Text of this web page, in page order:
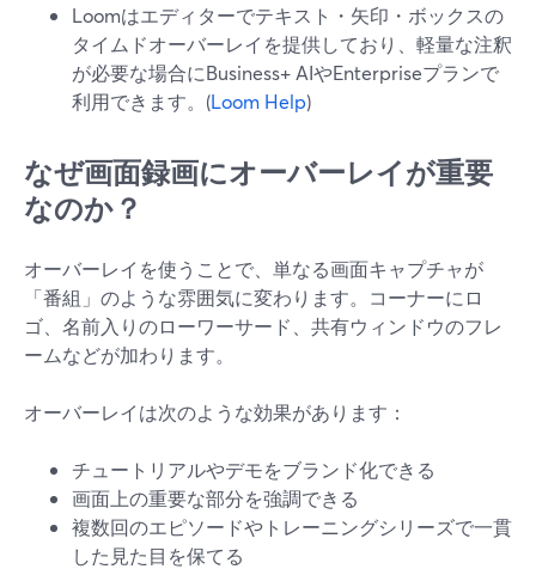
Loomはエディターでテキスト・矢印・ボックスの
タイムドオーバーレイを提供しており、軽量な注釈
が必要な場合にBusiness+ AIやEnterpriseプランで
利用できます。(Loom Help)
なぜ画面録画にオーバーレイが重要
なのか？
オーバーレイを使うことで、単なる画面キャプチャが
「番組」のような雰囲気に変わります。コーナーにロ
ゴ、名前入りのローワーサード、共有ウィンドウのフレ
ームなどが加わります。
オーバーレイは次のような効果があります：
チュートリアルやデモをブランド化できる
画面上の重要な部分を強調できる
複数回のエピソードやトレーニングシリーズで一貫
した見た目を保てる